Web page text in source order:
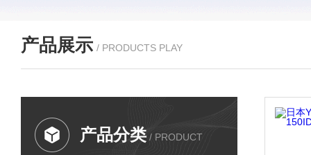
产品展示 / PRODUCTS PLAY
产品分类 / PRODUCT